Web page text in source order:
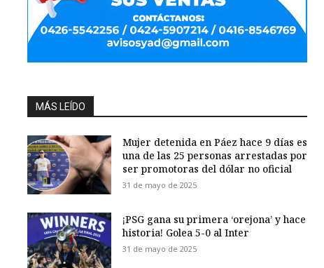
MÁS LEÍDO
Mujer detenida en Páez hace 9 días es
una de las 25 personas arrestadas por
ser promotoras del dólar no oficial
31 de mayo de 2025
¡PSG gana su primera ‘orejona’ y hace
historia! Golea 5-0 al Inter
31 de mayo de 2025